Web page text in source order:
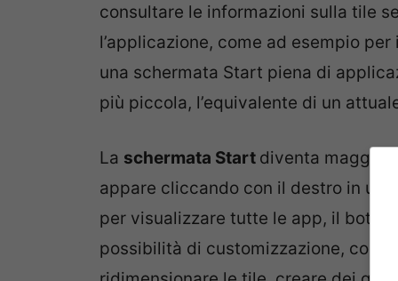
consultare le informazioni sulla tile
l’applicazione, come ad esempio
una schermata Start piena di
più piccola, l’equivalente di un
La schermata Start diventa
appare cliccando con il destro in un
per visualizzare tutte le app, il
possibilità di customizzazione,